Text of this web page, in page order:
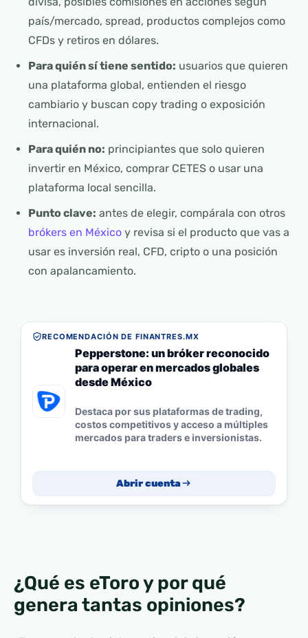
país/mercado, spread, productos complejos como
CFDs y retiros en dólares.
Para quién sí tiene sentido: usuarios que quieren
una plataforma global, entienden el riesgo
cambiario y buscan copy trading o exposición
internacional.
Para quién no: principiantes que solo quieren
invertir en México, comprar CETES o usar una
plataforma local sencilla.
Punto clave: antes de elegir, compárala con otros
brókers en Méxicoy revisa si el producto que vas a
usar es inversión real, CFD, cripto o una posición
con apalancamiento.
RECOMENDACIÓN DE FINANTRES.MX
Pepperstone: un bróker reconocido
para operar en mercados globales
desde México
Destaca por sus plataformas de trading,
costos competitivos y acceso a múltiples
mercados para traders e inversionistas.
Abrir cuenta
¿Qué es eToro y por qué
genera tantas opiniones?